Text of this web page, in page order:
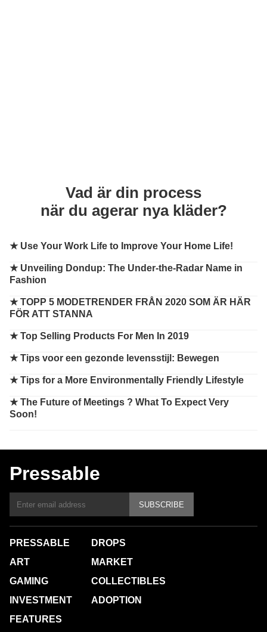
Vad är din process
när du agerar nya kläder?
★ Use Your Work Life to Improve Your Home Life!
★ Unveiling Dondup: The Under-the-Radar Name in
Fashion
★TOPP 5 MODETRENDER FRÅN 2020 SOM ÄR HÄR
FÖR ATT STANNA
★Top Selling Products For Men In 2019
★Tips voor een gezonde levensstijl: Bewegen
★Tips for a More Environmentally Friendly Lifestyle
★The Future of Meetings ? What To Expect Very
Soon!
Pressable
SUBSCRIBE
PRESSABLE
ART
GAMING
INVESTMENT
FEATURES
DROPS
MARKET
COLLECTIBLES
ADOPTION